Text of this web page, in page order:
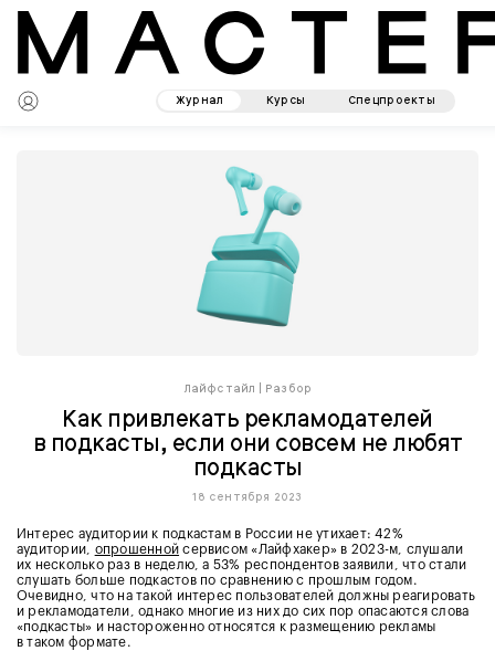
Журнал Курсы Спецпроекты
Лайфстайл Разбор
Как привлекать рекламодателей
в подкасты, если они совсем не любят
подкасты
18 сентября 2023
Интерес аудитории к подкастам в России не утихает: 42%
аудитории, опрошенной сервисом «Лайфхакер» в 2023-м, слушали
их несколько раз в неделю, а 53% респондентов заявили, что стали
слушать больше подкастов по сравнению с прошлым годом.
Очевидно, что на такой интерес пользователей должны реагировать
и рекламодатели, однако многие из них до сих пор опасаются слова
«подкасты» и настороженно относятся к размещению рекламы
в таком формате.